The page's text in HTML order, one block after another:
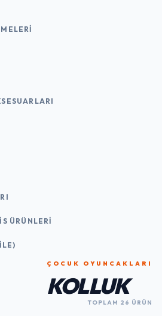
ÜRÜNLERI
ÇOCUK OYUNCAKLARI
KOLLUK
TOPLAM 26 ÜRÜN